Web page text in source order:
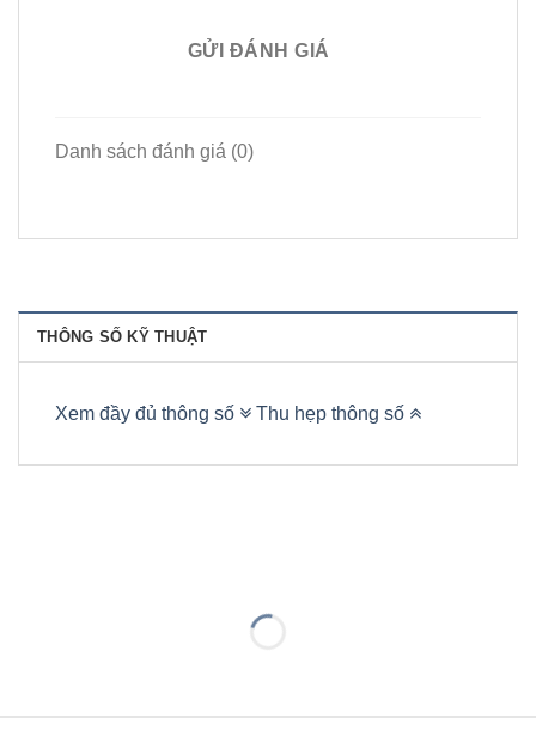
GỬI ĐÁNH GIÁ
Danh sách đánh giá (0)
THÔNG SỐ KỸ THUẬT
Xem đầy đủ thông số Thu hẹp thông số